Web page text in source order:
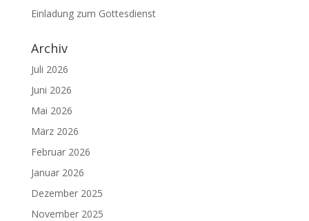
Einladung zum Gottesdienst
Archiv
Juli 2026
Juni 2026
Mai 2026
März 2026
Februar 2026
Januar 2026
Dezember 2025
November 2025